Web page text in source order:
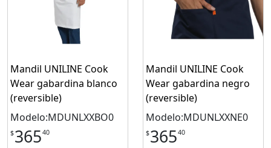
Mandil UNILINE Cook
Wear gabardina blanco
(reversible)
Modelo:MDUNLXXBO0
$36540
Mandil UNILINE Cook
Wear gabardina negro
(reversible)
Modelo:MDUNLXXNE0
$36540